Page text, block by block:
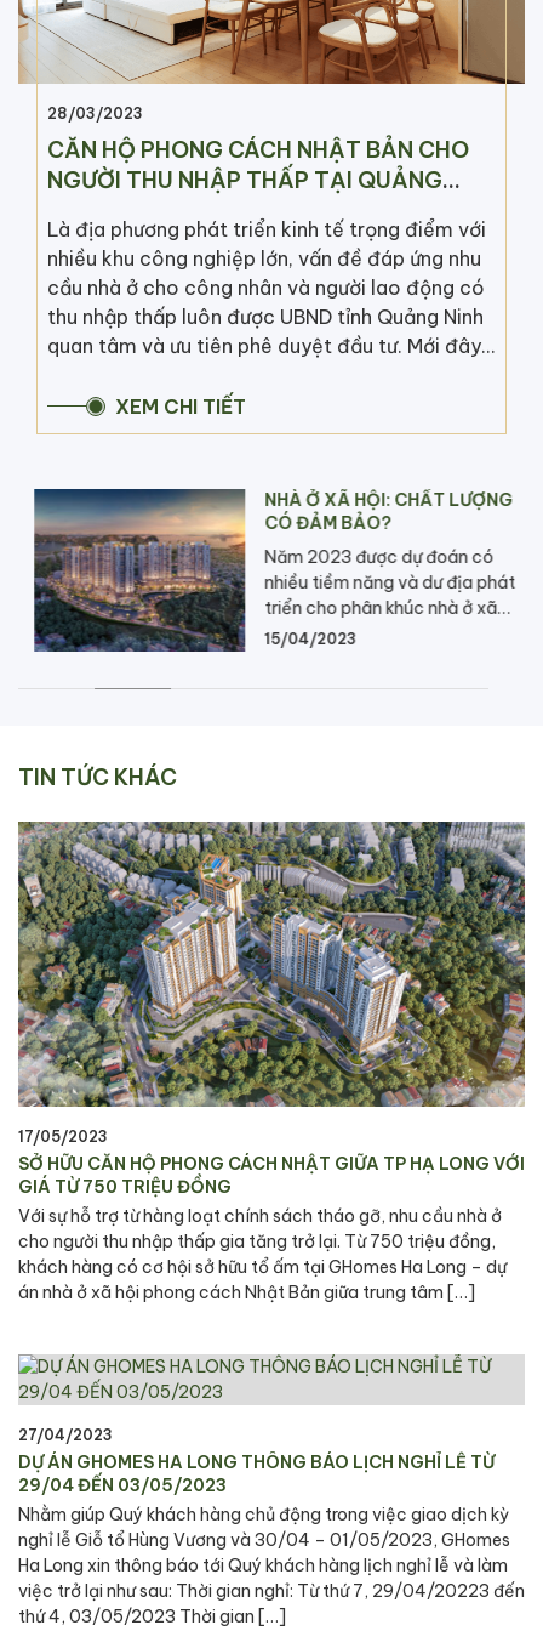
28/03/2023
CĂN HỘ PHONG CÁCH NHẬT BẢN CHO
NGƯỜI THU NHẬP THẤP TẠI QUẢNG
Là địa phương phát triển kinh tế trọng điểm với
nhiều khu công nghiệp lớn, vấn đề đáp ứng nhu
cầu nhà ở cho công nhân và người lao động có
thu nhập thấp luôn được UBND tỉnh Quảng Ninh
quan tâm và ưu tiên phê duyệt đầu tư. Mới đây,
Hạ Long đã chính thức ra mắt, trở thành dự án
tiên phong trong công tác xây dựng nhà ở xã
XEM CHI TIẾT
NHÀ Ở XÃ HỘI: CHẤT LƯỢNG
CÓ ĐẢM BẢO?
Năm 2023 được dự đoán có
nhiều tiềm năng và dư địa phát
triển cho phân khúc nhà ở xã
hội. Đây là phân khúc trọng
chuyển dịch kinh tế theo hướng
15/04/2023
TIN TỨC KHÁC
17/05/2023
SỞ HỮU CĂN HỘ PHONG CÁCH NHẬT GIỮA TP HẠ LONG VỚI
GIÁ TỪ 750 TRIỆU ĐỒNG
Với sự hỗ trợ từ hàng loạt chính sách tháo gỡ, nhu cầu nhà ở
cho người thu nhập thấp gia tăng trở lại. Từ 750 triệu đồng,
khách hàng có cơ hội sở hữu tổ ấm tại GHomes Ha Long – dự
án nhà ở xã hội phong cách Nhật Bản giữa trung tâm […]
27/04/2023
DỰ ÁN GHOMES HA LONG THÔNG BÁO LỊCH NGHỈ LỄ TỪ
29/04 ĐẾN 03/05/2023
Nhằm giúp Quý khách hàng chủ động trong việc giao dịch kỳ
nghỉ lễ Giỗ tổ Hùng Vương và 30/04 – 01/05/2023, GHomes
Ha Long xin thông báo tới Quý khách hàng lịch nghỉ lễ và làm
việc trở lại như sau: Thời gian nghỉ: Từ thứ 7, 29/04/20223 đến
thứ 4, 03/05/2023 Thời gian […]